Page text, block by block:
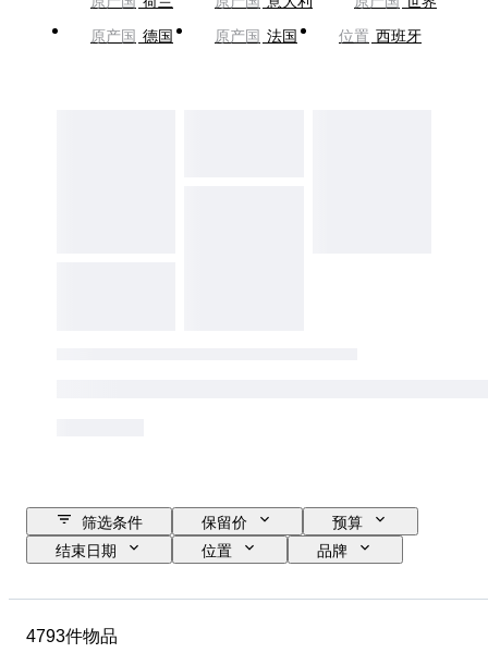
原产国 德国 原产国 法国 位置 西班牙
筛选条件 保留价
预算
结束日期
位置
品牌
证明
4793件物品